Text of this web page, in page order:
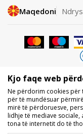
Maqedoni
Nuk lejohet shkarkimi
të BDS.MK, pjesërisht
tregtare, përmbajtjes
publikimi i tyre publikisht
Ne përpiqemi të jemi
Kjo faqe web
Ne përdorim cookies për
për të mundësuar
mirë të përdoruesve,
lidhje të mediave sociale,
tona të internetit do të